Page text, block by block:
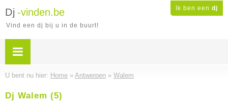
Ik ben een dj
Dj -vinden.be
Vind een dj bij u in de buurt!
U bent nu hier: Home » Antwerpen » Walem
Dj Walem (5)